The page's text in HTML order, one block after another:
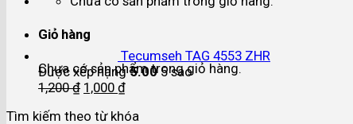
Giỏ hàng
Chưa có sản phẩm trong giỏ hàng.
Tecumseh TAG 4553 ZHR
Được xếp hạng5.005 sao
1,200₫ 1,000 ₫
Tìm kiếm theo từ khóa